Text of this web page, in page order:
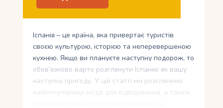
Іспанія – це країна, яка привертає туристів
своєю культурою, історією та неперевершеною
кухнею. Якщо ви плануєте наступну подорож, то
обов’язково варто розглянути Іспанію як вашу
наступну пригоду. У цій статті ми розглянемо
найпопулярніші місця для відвідування, а також